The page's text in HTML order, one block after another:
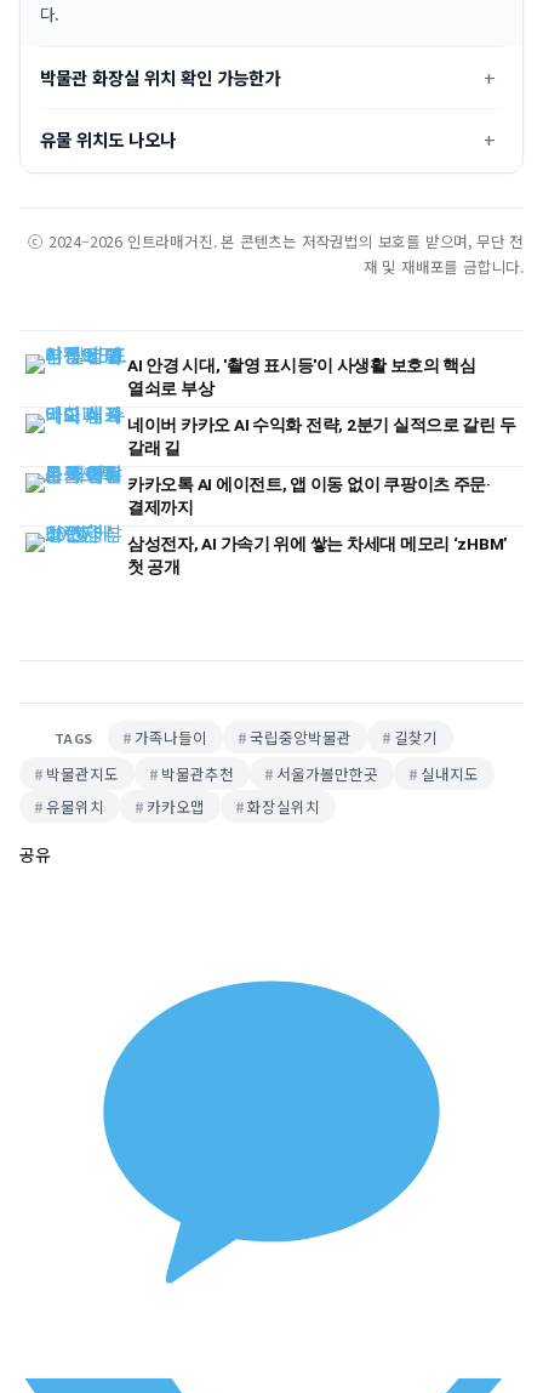
다.
박물관 화장실 위치 확인 가능한가
유물 위치도 나오나
ⓒ 2024–2026 인트라매거진. 본 콘텐츠는 저작권법의 보호를 받으며, 무단 전
재 및 재배포를 금합니다.
AI 안경 시대, '촬영 표시등'이 사생활 보호의 핵심
열쇠로 부상
네이버 카카오 AI 수익화 전략, 2분기 실적으로 갈린 두
갈래 길
카카오톡 AI 에이전트, 앱 이동 없이 쿠팡이츠 주문·
결제까지
삼성전자, AI 가속기 위에 쌓는 차세대 메모리 ‘zHBM’
첫 공개
TAGS 가족나들이 국립중앙박물관
길찾기
박물관지도
박물관추천 서울가볼만한곳
실내지도
유물위치
카카오맵 화장실위치
공유